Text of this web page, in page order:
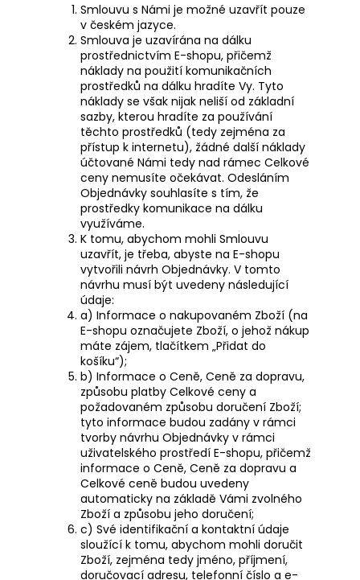
Smlouvu s Námi je možné uzavřít pouze
v českém jazyce.
Smlouva je uzavírána na dálku
prostřednictvím E-shopu, přičemž
náklady na použití komunikačních
prostředků na dálku hradíte Vy. Tyto
náklady se však nijak neliší od základní
sazby, kterou hradíte za používání
těchto prostředků (tedy zejména za
přístup k internetu), žádné další náklady
účtované Námi tedy nad rámec Celkové
ceny nemusíte očekávat. Odesláním
Objednávky souhlasíte s tím, že
prostředky komunikace na dálku
využíváme.
K tomu, abychom mohli Smlouvu
uzavřít, je třeba, abyste na E-shopu
vytvořili návrh Objednávky. V tomto
návrhu musí být uvedeny následující
údaje:
a) Informace o nakupovaném Zboží (na
E-shopu označujete Zboží, o jehož nákup
máte zájem, tlačítkem „Přidat do
košíku“);
b) Informace o Ceně, Ceně za dopravu,
způsobu platby Celkové ceny a
požadovaném způsobu doručení Zboží;
tyto informace budou zadány v rámci
tvorby návrhu Objednávky v rámci
uživatelského prostředí E-shopu, přičemž
informace o Ceně, Ceně za dopravu a
Celkové ceně budou uvedeny
automaticky na základě Vámi zvolného
Zboží a způsobu jeho doručení;
c) Své identifikační a kontaktní údaje
sloužící k tomu, abychom mohli doručit
Zboží, zejména tedy jméno, příjmení,
doručovací adresu, telefonní číslo a e-